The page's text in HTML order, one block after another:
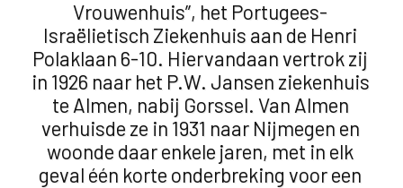
Vrouwenhuis”, het Portugees-
Israëlietisch Ziekenhuis aan de Henri
Polaklaan 6-10. Hiervandaan vertrok zij
in 1926 naar het P.W. Jansen ziekenhuis
te Almen, nabij Gorssel. Van Almen
verhuisde ze in 1931 naar Nijmegen en
woonde daar enkele jaren, met in elk
geval één korte onderbreking voor een